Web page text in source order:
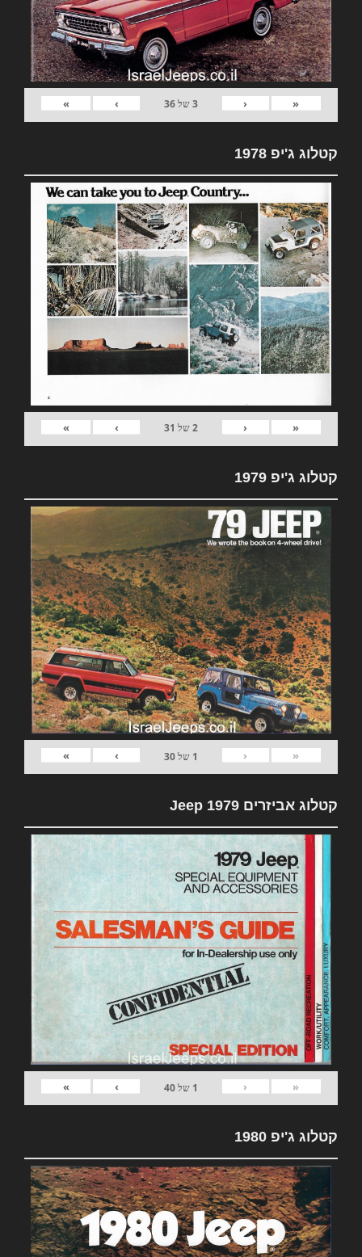
«
‹
3של36
›
»
קטלוג ג'יפ 1978
«
‹
2של 31
›
»
קטלוג ג'יפ 1979
«
‹
1 של30
›
»
קטלוג אביזרים 1979 Jeep
«
‹
1 של40
›
»
קטלוג ג'יפ 1980